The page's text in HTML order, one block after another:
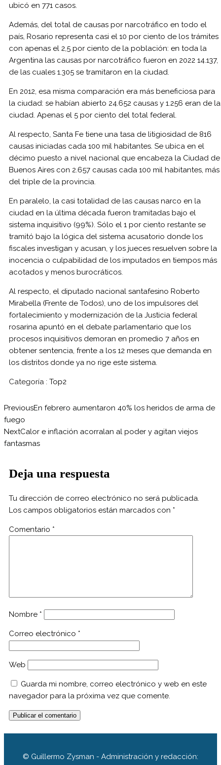
ubicó en 771 casos.
Además, del total de causas por narcotráfico en todo el
país, Rosario representa casi el 10 por ciento de los trámites
con apenas el 2,5 por ciento de la población: en toda la
Argentina las causas por narcotráfico fueron en 2022 14.137,
de las cuales 1.305 se tramitaron en la ciudad.
En 2012, esa misma comparación era más beneficiosa para
la ciudad: se habían abierto 24.652 causas y 1.256 eran de la
ciudad. Apenas el 5 por ciento del total federal.
Al respecto, Santa Fe tiene una tasa de litigiosidad de 816
causas iniciadas cada 100 mil habitantes. Se ubica en el
décimo puesto a nivel nacional que encabeza la Ciudad de
Buenos Aires con 2.657 causas cada 100 mil habitantes, más
del triple de la provincia.
En paralelo, la casi totalidad de las causas narco en la
ciudad en la última década fueron tramitadas bajo el
sistema inquisitivo (99%). Sólo el 1 por ciento restante se
tramitó bajo la lógica del sistema acusatorio donde los
fiscales investigan y acusan, y los jueces resuelven sobre la
inocencia o culpabilidad de los imputados en tiempos más
acotados y menos burocráticos.
Al respecto, el diputado nacional santafesino Roberto
Mirabella (Frente de Todos), uno de los impulsores del
fortalecimiento y modernización de la Justicia federal
rosarina apuntó en el debate parlamentario que los
procesos inquisitivos demoran en promedio 7 años en
obtener sentencia, frente a los 12 meses que demanda en
los distritos donde ya no rige este sistema.
Categoría : Top2
PreviousEn febrero aumentaron 40% los heridos de arma de
fuego
NextCalor e inflación acorralan al poder y agitan viejos
fantasmas
Deja una respuesta
Tu dirección de correo electrónico no será publicada.
Los campos obligatorios están marcados con *
Comentario *
Nombre *
Correo electrónico *
Web
Guarda mi nombre, correo electrónico y web en este
navegador para la próxima vez que comente.
© Guillermo Zysman - Administración y redacción: